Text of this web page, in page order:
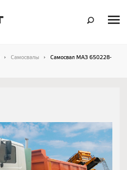
Самосвалы
Самосвал МАЗ 650228-